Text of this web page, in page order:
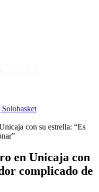
con su estrella: “Es
en Unicaja con
complicado de